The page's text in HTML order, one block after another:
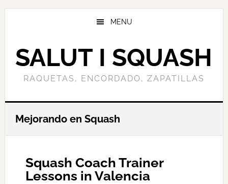
Skip
MENU
SALUT I SQUASH
RAQUETAS, ENCORDADO, ZAPATILLAS
Mejorando en Squash
Squash Coach Trainer
Lessons in Valencia